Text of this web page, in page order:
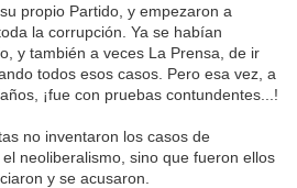
propio Partido, y empezaron a
la corrupción. Ya se habían
y también a veces La Prensa, de ir
todos esos casos. Pero esa vez, a
¡fue con pruebas contundentes...!
no inventaron los casos de
neoliberalismo, sino que fueron ellos
y se acusaron.